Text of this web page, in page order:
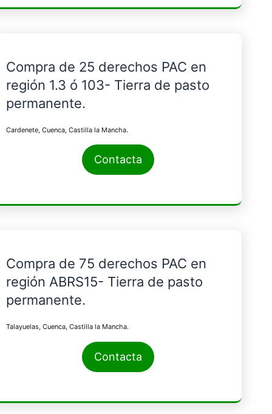
Compra de 25 derechos PAC en
región 1.3 ó 103- Tierra de pasto
permanente.
Cardenete, Cuenca, Castilla la Mancha.
Contacta
Compra de 75 derechos PAC en
región ABRS15- Tierra de pasto
permanente.
Talayuelas, Cuenca, Castilla la Mancha.
Contacta